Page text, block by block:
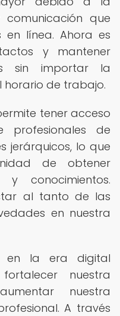
que
línea. Ahora es
y mantener
sin importar la
de trabajo.
tener acceso
de
jerárquicos, lo que
de obtener
y conocimientos.
al tanto de las
en nuestra
en la era digital
nuestra
nuestra
A través